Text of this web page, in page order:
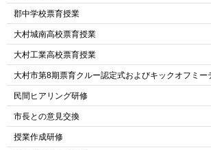
郡中学校票育授業
大村城南高校票育授業
大村工業高校票育授業
大村市第8期票育クルー認定式およびキックオフミー
民間ヒアリング研修
市長との意見交換
授業作成研修